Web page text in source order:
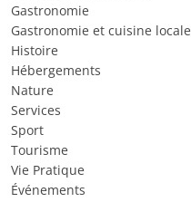
Gastronomie
Gastronomie et cuisine locale
Histoire
Hébergements
Nature
Services
Sport
Tourisme
Vie Pratique
Événements